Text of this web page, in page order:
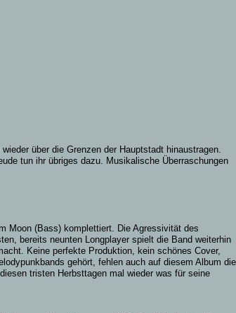
über die Grenzen der Hauptstadt hinaustragen.
tun ihr übriges dazu. Musikalische Überraschungen
Moon (Bass) komplettiert. Die Agressivität des
bereits neunten Longplayer spielt die Band weiterhin
Keine perfekte Produktion, kein schönes Cover,
gehört, fehlen auch auf diesem Album die
tristen Herbsttagen mal wieder was für seine